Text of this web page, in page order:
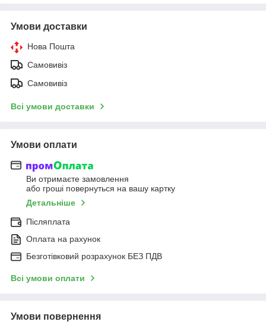
Умови доставки
Нова Пошта
Самовивіз
Самовивіз
Всі умови доставки
Умови оплати
Ви отримаєте замовлення
або гроші повернуться на вашу картку
Детальніше
Післяплата
Оплата на рахунок
Безготівковий розрахунок БЕЗ ПДВ
Всі умови оплати
Умови повернення